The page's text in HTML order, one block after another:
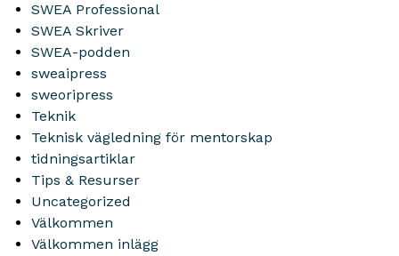
SWEA Professional
SWEA Skriver
SWEA-podden
sweaipress
sweoripress
Teknik
Teknisk vägledning för mentorskap
tidningsartiklar
Tips & Resurser
Uncategorized
Välkommen
Välkommen inlägg